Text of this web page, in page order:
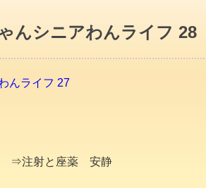
んシニアわんライフ 28
んライフ 27
⇒注射と座薬 安静